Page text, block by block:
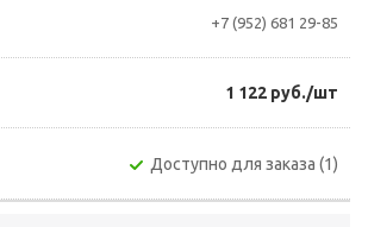
+7 (952) 681 29-85
1 122 руб./шт
Доступно для заказа (1)